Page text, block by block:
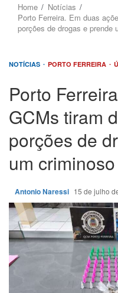
Home
Notícias
Porto Ferreira. Em duas
porções de drogas e prende
NOTÍCIAS PORTO FERREIRA
Porto
GCMs tiram
porções de
um criminoso
Antonio Naressi 15 de julho